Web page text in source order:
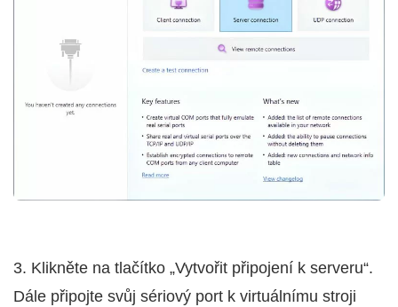
3. Klikněte na tlačítko „Vytvořit připojení k serveru“.
Dále připojte svůj sériový port k virtuálnímu stroji